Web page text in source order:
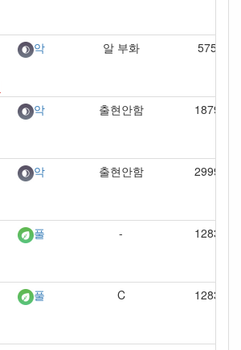
악 알 부화 575
악 출현안함 1879
악 출현안함 2999
풀 - 1283
풀 C 1283